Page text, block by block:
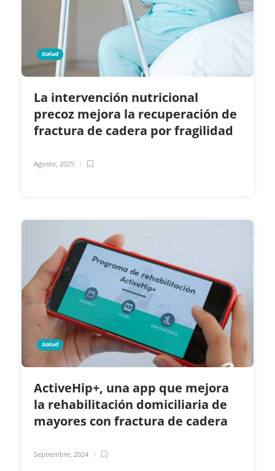
Salud
La intervención nutricional
precoz mejora la recuperación de
fractura de cadera por fragilidad
Agosto, 2025
Salud
ActiveHip+, una app que mejora
la rehabilitación domiciliaria de
mayores con fractura de cadera
Septiembre, 2024